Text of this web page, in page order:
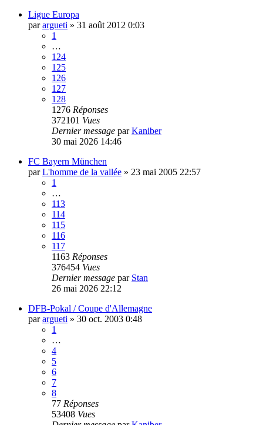
Ligue Europa
parargueti » 31 août 2012 0:03
1
…
124
125
126
127
128
1276 Réponses
372101 Vues
Dernier message parKaniber
30 mai 2026 14:46
FC Bayern München
parL'homme de la vallée » 23 mai 2005 22:57
1
…
113
114
115
116
117
1163 Réponses
376454 Vues
Dernier message par Stan
26 mai 2026 22:12
DFB-Pokal / Coupe d'Allemagne
parargueti » 30 oct. 2003 0:48
1
…
4
5
6
7
8
77 Réponses
53408 Vues